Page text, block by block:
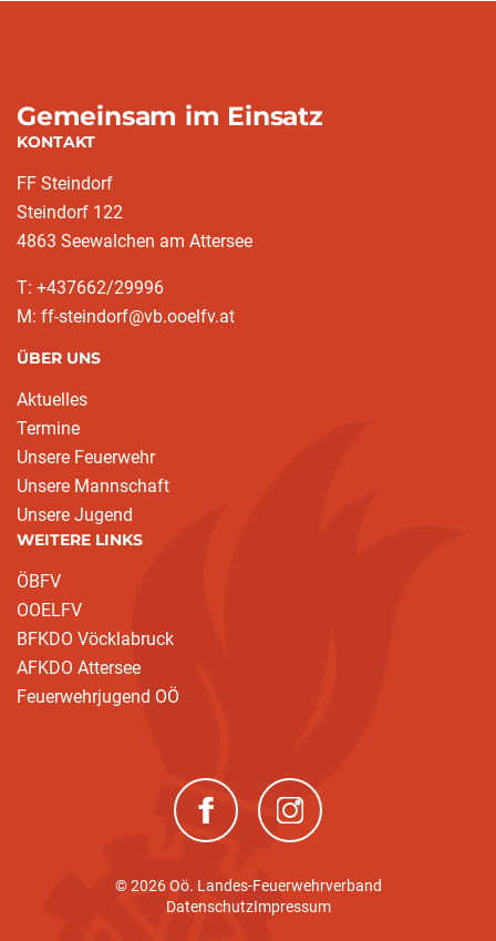
Gemeinsam im Einsatz
KONTAKT
FF Steindorf
Steindorf 122
4863 Seewalchen am Attersee
T: +437662/29996
M: ff-steindorf@vb.ooelfv.at
ÜBER UNS
Aktuelles
Termine
Unsere Feuerwehr
Unsere Mannschaft
Unsere Jugend
WEITERE LINKS
ÖBFV
OOELFV
BFKDO Vöcklabruck
AFKDO Attersee
Feuerwehrjugend OÖ
(neues Fenster)(neues Fenster)
© 2026 Oö. Landes-Feuerwehrverband
DatenschutzImpressum